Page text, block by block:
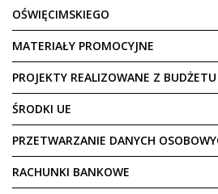
OŚWIĘCIMSKIEGO
MATERIAŁY PROMOCYJNE
PROJEKTY REALIZOWANE Z
ŚRODKI UE
PRZETWARZANIE DANYCH
RACHUNKI BANKOWE